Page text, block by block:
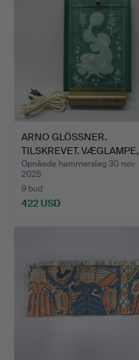
ARNO GLÖSSNER.
TILSKREVET. VÆGLAMPE,
MODEL…
Opnåede hammerslag 30 nov
2025
9 bud
422 USD